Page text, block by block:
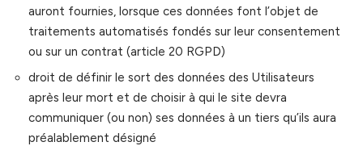
auront fournies, lorsque ces données font l’objet de
traitements automatisés fondés sur leur consentement
ou sur un contrat (article 20 RGPD)
droit de définir le sort des données des Utilisateurs
après leur mort et de choisir à qui le site devra
communiquer (ou non) ses données à un tiers qu’ils aura
préalablement désigné